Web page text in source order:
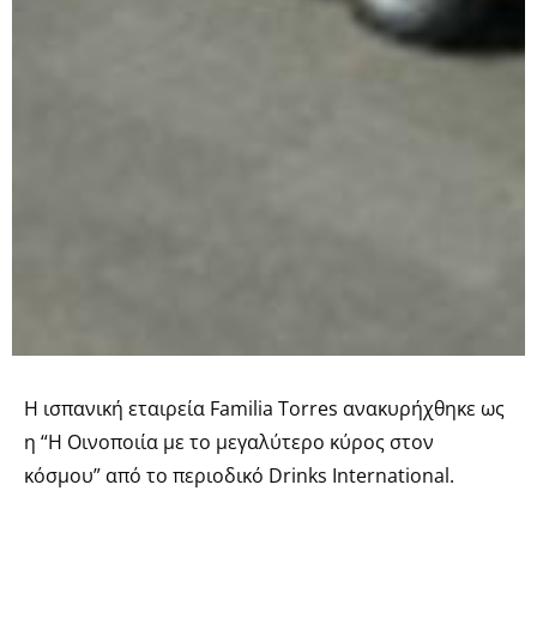
Η ισπανική εταιρεία Familia Torres ανακυρήχθηκε ως
η “Η Οινοποιία με το μεγαλύτερο κύρος στον
κόσμου” από το περιοδικό Drinks International.